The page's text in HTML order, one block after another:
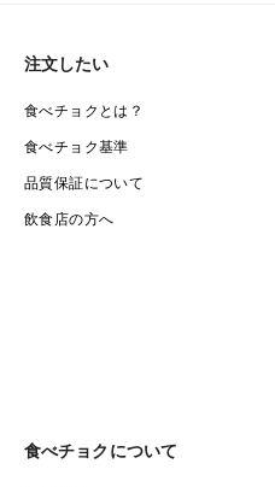
注文したい
食べチョクとは？
食べチョク基準
品質保証について
飲食店の方へ
食べチョクについて